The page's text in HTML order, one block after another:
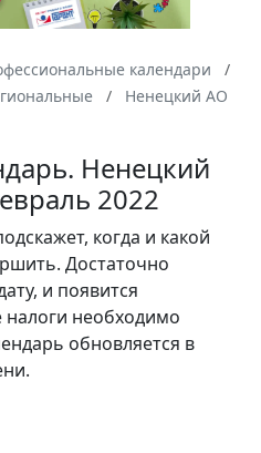
календари
Ненецкий АО
Ненецкий
2022
когда и какой
Достаточно
и появится
необходимо
обновляется в